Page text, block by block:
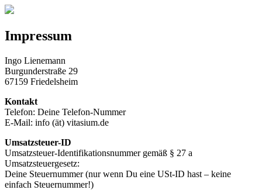
Impressum
Ingo Lienemann
Burgunderstraße 29
67159 Friedelsheim
Kontakt
Telefon: Deine Telefon-Nummer
E-Mail: info (ät) vitasium.de
Umsatzsteuer-ID
Umsatzsteuer-Identifikationsnummer gemäß § 27 a
Umsatzsteuergesetz:
Deine Steuernummer (nur wenn Du eine USt-ID hast – keine
einfach Steuernummer!)